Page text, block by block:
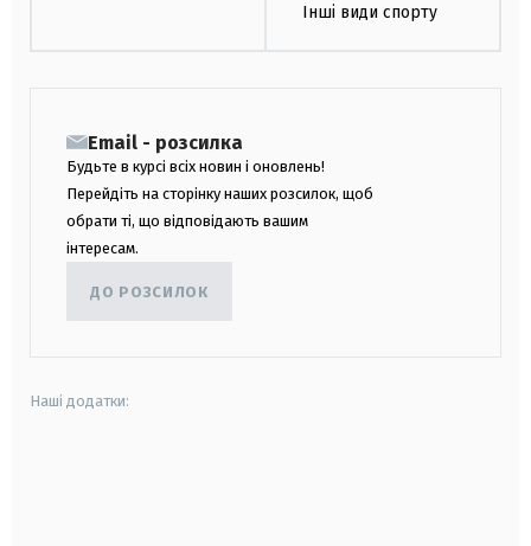
Інші види спорту
Email - розсилка
Будьте в курсі всіх новин і оновлень!
Перейдіть на сторінку наших розсилок, щоб
обрати ті, що відповідають вашим
інтересам.
ДО РОЗСИЛОК
Наші додатки: